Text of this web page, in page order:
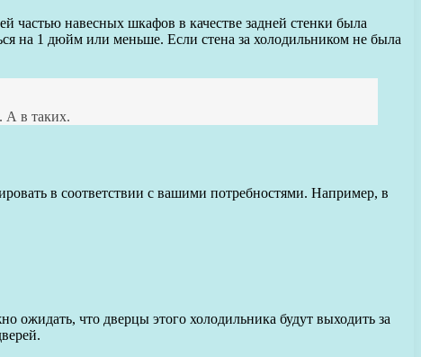
навесных шкафов в качестве задней стенки была
на 1 дюйм или меньше. Если стена за холодильником не была
А в таких.
в соответствии с вашими потребностями. Например, в
что дверцы этого холодильника будут выходить за